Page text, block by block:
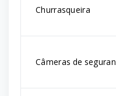
Churrasqueira
Câmeras de